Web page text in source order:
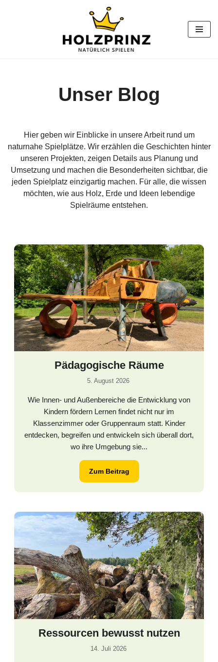
Unser Blog
Hier geben wir Einblicke in unsere Arbeit rund um
naturnahe Spielplätze. Wir erzählen die Geschichten hinter
unseren Projekten, zeigen Details aus Planung und
Umsetzung und machen die Besonderheiten sichtbar, die
jeden Spielplatz einzigartig machen. Für alle, die wissen
möchten, wie aus Holz, Erde und Ideen lebendige
Spielräume entstehen.
Pädagogische Räume
5. August 2026
Wie Innen- und Außenbereiche die Entwicklung von
Kindern fördern Lernen findet nicht nur im
Klassenzimmer oder Gruppenraum statt. Kinder
entdecken, begreifen und entwickeln sich überall dort,
wo ihre Umgebung sie...
Zum Beitrag
Ressourcen bewusst nutzen
14. Juli 2026